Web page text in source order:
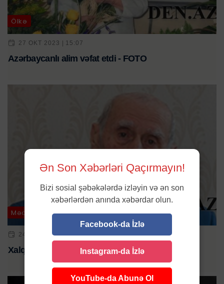
Ölkə
27 OKT 2023 | 15:07
Azərbaycanlı alim vəfat etdi - FOTO
Mədəniyyət
24 MAY 2024 | 17:00
Xalq artisti vəfat etdi
Ən Son Xəbərləri Qaçırmayın!
Bizi sosial şəbəkələrdə izləyin və ən son
xəbərlərdən anında xəbərdar olun.
Facebook-da İzlə
Instagram-da İzlə
YouTube-da Abunə Ol